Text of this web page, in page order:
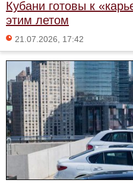
Кубани готовы к
этим летом
21.07.2026, 17:42